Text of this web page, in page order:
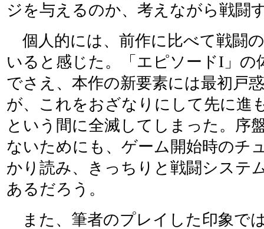
ジを与えるのか、考えながら戦闘
個人的には、前作に比べて戦闘
いると感じた。「エピソードI」の
でさえ、本作の新要素には最初戸
が、これをおざなりにして先に進
という間に全滅してしまった。序
ないためにも、ゲーム開始時のチ
かり読み、きっちりと戦闘システ
あるだろう。
また、筆者のプレイした印象で